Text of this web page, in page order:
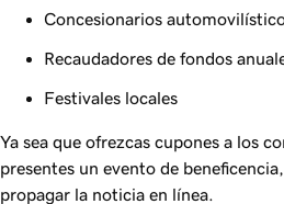
Concesionarios
Recaudadores de fondos
Festivales locales
Ya sea que ofrezcas cupones a los
presentes un evento de
propagar la noticia en línea.